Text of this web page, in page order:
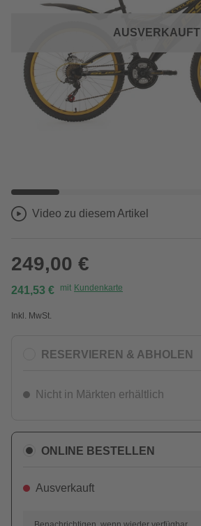
AUSVERKAUFT
Video zu diesem Artikel
249,00 €
241,53 € mit Kundenkarte
Inkl. MwSt.
RESERVIEREN & ABHOLEN
Nicht in Märkten erhältlich
ONLINE BESTELLEN
Ausverkauft